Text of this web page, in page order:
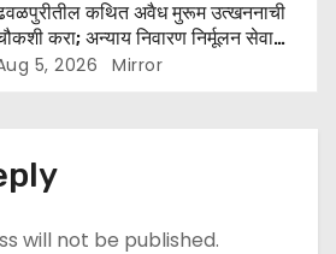
कथित अवैध मुरूम उत्खननाची
करा; अन्याय निवारण निर्मूलन सेवा
मागणी
5, 2026 Mirror
will not be published.